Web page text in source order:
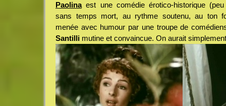
Paolinaest une comédie érotico-historique (peu
sans temps mort, au rythme soutenu, au ton
menée avec humour par une troupe de
Santilli mutine et convaincue. On aurait simplement